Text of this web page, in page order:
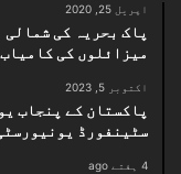
اپریل 25, 2020
پاک بحریہ کی
میزائلوں کی
اکتوبر 5, 2023
پاکستان کے پنجاب
سٹینفورڈ
4 ہفتے ago